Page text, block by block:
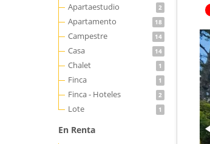
Apartaestudio 2
Apartamento 18
Campestre 14
Casa 14
Chalet 1
Finca 1
Finca - Hoteles 2
Lote 1
En Renta